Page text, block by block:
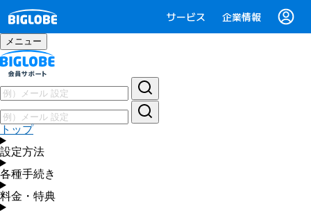
サービス 企業情報
メニュー
トップ
設定方法
各種手続き
料金・特典